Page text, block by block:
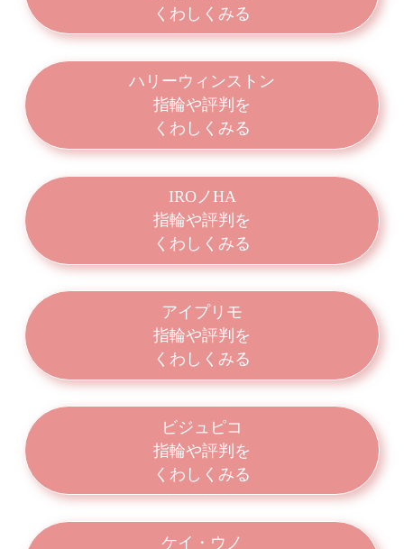
くわしくみる
ハリーウィンストン
指輪や評判を
くわしくみる
IROノHA
指輪や評判を
くわしくみる
アイプリモ
指輪や評判を
くわしくみる
ビジュピコ
指輪や評判を
くわしくみる
ケイ・ウノ